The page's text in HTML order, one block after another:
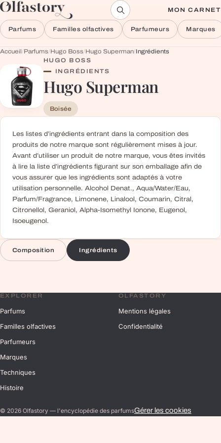
Aller au contenu MON CARNET
Parfums Familles olfactives Parfumeurs Marques
Accueil/Parfums/Hugo Boss/Hugo Superman/Ingrédients
HUGO BOSS
INGRÉDIENTS
Hugo Superman
Boisée
Les listes d’ingrédients entrant dans la composition des
produits de notre marque sont régulièrement mises à jour.
Avant d’utiliser un produit de notre marque, vous êtes invités
à lire la liste d’ingrédients figurant sur son emballage afin de
vous assurer que les ingrédients sont adaptés à votre
utilisation personnelle. Alcohol Denat., Aqua/Water/Eau,
Parfum/Fragrance, Limonene, Linalool, Coumarin, Citral,
Citronellol, Geraniol, Alpha-Isomethyl Ionone, Eugenol,
Isoeugenol.
Composition Ingrédients
EXPLORER
Parfums
Familles olfactives
Parfumeurs
Marques
Techniques
Histoire
OLFASTORY
Mentions légales
Confidentialité
© 2026 Olfastory — l'encyclopédie des parfumsGérer les cookies